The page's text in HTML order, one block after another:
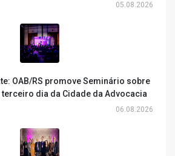
05.08.2026
OAB/RS promove Seminário sobre
dia da Cidade da Advocacia
06.08.2026